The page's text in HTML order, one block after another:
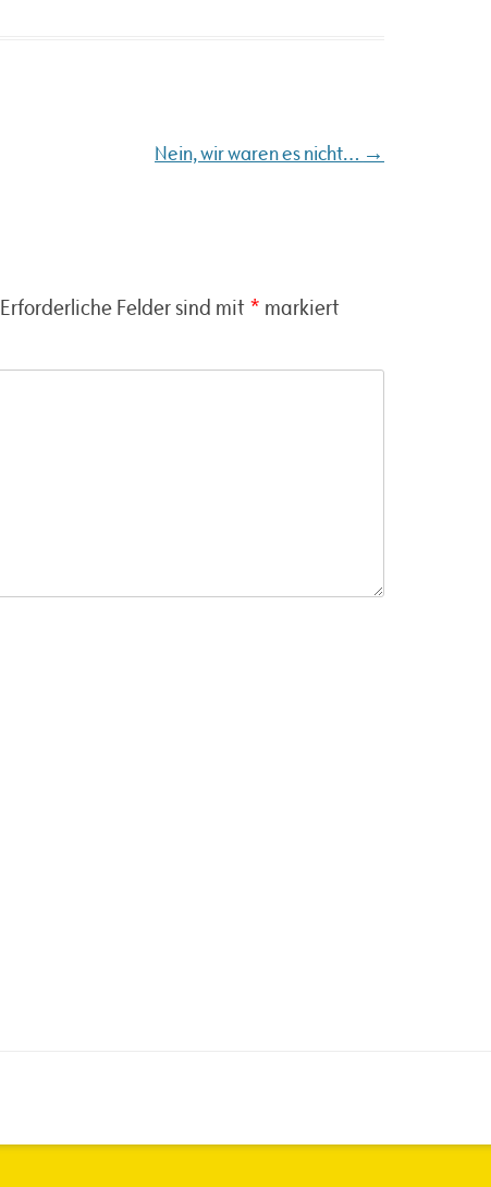
Nein, wir waren es nicht… →
Erforderliche Felder sind mit * markiert